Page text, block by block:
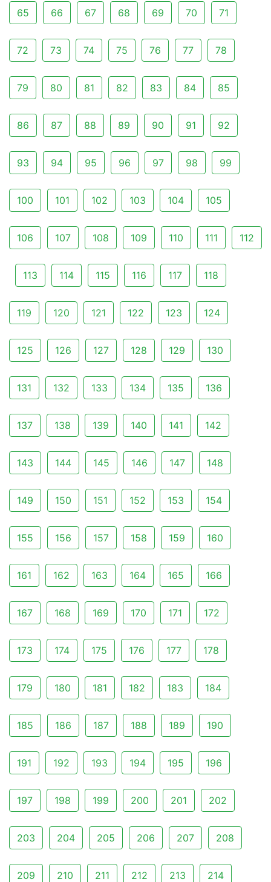
65 66 67 68 69 70 71
72 73 74 75 76 77 78
79 80 81 82 83 84 85
86 87 88 89 90 91 92
93 94 95 96 97 98 99
100 101 102 103 104 105
106 107 108 109 110 111 112
113 114 115 116 117 118
119 120 121 122 123 124
125 126 127 128 129 130
131 132 133 134 135 136
137 138 139 140 141 142
143 144 145 146 147 148
149 150 151 152 153 154
155 156 157 158 159 160
161 162 163 164 165 166
167 168 169 170 171 172
173 174 175 176 177 178
179 180 181 182 183 184
185 186 187 188 189 190
191 192 193 194 195 196
197 198 199 200 201 202
203 204 205 206 207 208
209 210 211 212 213 214